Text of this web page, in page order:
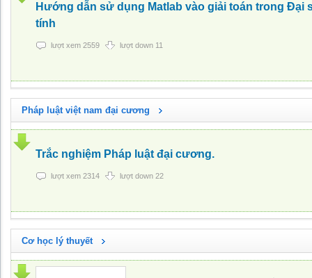
Hướng dẫn sử dụng Matlab vào giải toán trong Đại
tính
lượt xem 2559 lượt down 11
Pháp luật việt nam đại cương
Trắc nghiệm Pháp luật đại cương.
lượt xem 2314 lượt down 22
Cơ học lý thuyết